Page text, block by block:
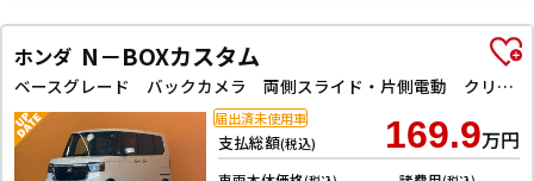
ホンダ N－BOXカスタム
ベースグレード バックカメラ 両側スライド・片側電動 クリアランスソナー オートクルーズコントロール レーンアシスト 衝突被害軽減システム オートライト LEDヘッドランプ スマートキー アイドリングストップ
支払総額(税込) 169.9万円
届出済未使用車